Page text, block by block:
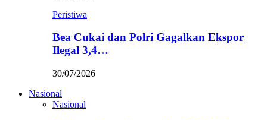
Peristiwa
Bea Cukai dan Polri Gagalkan Ekspor
Ilegal 3,4…
30/07/2026
Nasional
Nasional